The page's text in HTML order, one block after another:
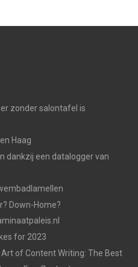
zonder salontafel is
Haag
dankzij een datalogger van
Down-Home?
for 2023
of Content Writing: The Best